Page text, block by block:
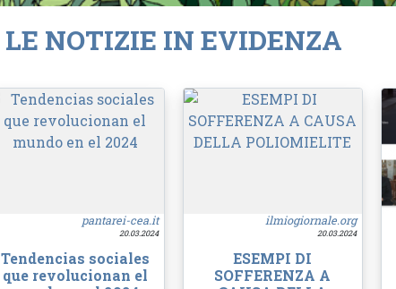
LE NOTIZIE IN EVIDENZA
pantarei-cea.it
20.03.2024
Tendencias sociales
que revolucionan el
ilmiogiornale.org
20.03.2024
ESEMPI DI
SOFFERENZA A